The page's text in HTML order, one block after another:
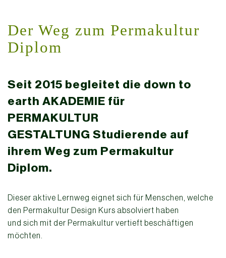
Der Weg zum Permakultur
Diplom
Seit 2015 begleitet die down to
earth AKADEMIE für
PERMAKULTUR
GESTALTUNG Studierende auf
ihrem Weg zum Permakultur
Diplom.
Dieser aktive Lernweg eignet sich für Menschen, welche
den Permakultur Design Kurs absolviert haben
und sich mit der Permakultur vertieft beschäftigen
möchten.